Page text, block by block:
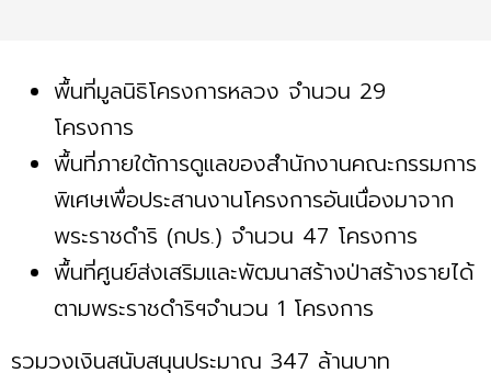
พื้นที่มูลนิธิโครงการหลวง จำนวน 29
โครงการ
พื้นที่ภายใต้การดูแลของสำนักงานคณะกรรมการ
พิเศษเพื่อประสานงานโครงการอันเนื่องมาจาก
พระราชดำริ (กปร.) จำนวน 47 โครงการ
พื้นที่ศูนย์ส่งเสริมและพัฒนาสร้างป่าสร้างรายได้
ตามพระราชดำริฯจำนวน 1 โครงการ
รวมวงเงินสนับสนุนประมาณ 347 ล้านบาท